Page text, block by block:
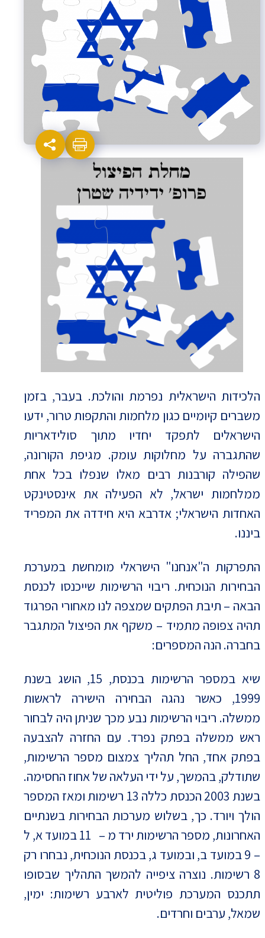
הלכידות הישראלית נפרמת והולכת. בעבר, בזמן
משברים קיומיים כגון מלחמות והתקפות טרור, ידעו
הישראלים לתפקד יחדיו מתוך סולידאריות
שהתגברה על מחלוקות עומק. מגיפת הקורונה,
שהפילה קורבנות רבים מאלו שנפלו בכל אחת
ממלחמות ישראל, לא הפעילה את אינסטינקט
האחדות הישראלי; אדרבא היא חידדה את המפריד
ביננו.
התפרקות ה"אנחנו" הישראלי מומחשת במערכת
הבחירות הנוכחית. ריבוי הרשימות שייכנסו לכנסת
הבאה – תיבת הפתקים שמצפה לנו מאחורי הפרגוד
תהיה צפופה מתמיד – משקף את הפיצול המתגבר
בחברה. הנה המספרים:
שיא במספר הרשימות בכנסת, 15, הושג בשנת
1999, כאשר נהגה הבחירה הישירה לראשות
ממשלה. ריבוי הרשימות נבע מכך שניתן היה לבחור
ראש ממשלה בפתק נפרד. עם החזרה להצבעה
בפתק אחד, החל תהליך צמצום מספר הרשימות,
שתודלק, בהמשך, על ידי העלאה של אחוז החסימה.
בשנת 2003 הכנסת כללה 13 רשימות ומאז המספר
הולך ויורד. כך, בשלוש מערכות הבחירות בשנתיים
האחרונות, מספר הרשימות ירד מ – 11 במועד א, ל
– 9 במועד ב, ובמועד ג, בכנסת הנוכחית, נבחרו רק
8 רשימות. נוצרה ציפייה להמשך התהליך שבסופו
תתכנס המערכת פוליטית לארבע רשימות: ימין,
שמאל, ערבים וחרדים.